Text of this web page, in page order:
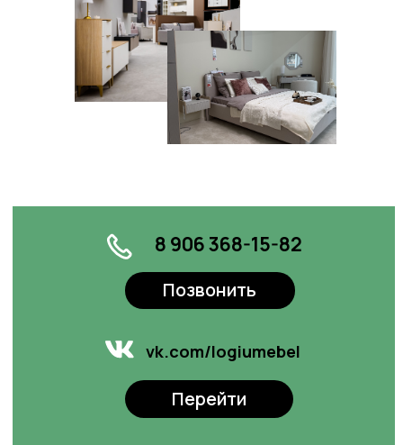
График работы:
ПН – ВС с 10:00 до 20:00
Аренда площадей
Оставить заявку